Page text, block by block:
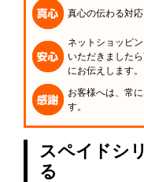
真心の伝わる対
ネットショッピ
いただきました
にお伝えします。
お客様へは、常
す。
スペイドシ
る